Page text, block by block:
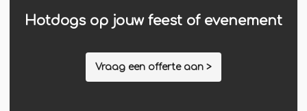
Hotdogs op jouw feest of evenement
Vraag een offerte aan >